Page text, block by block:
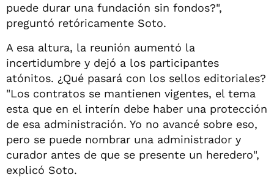
puede durar una fundación sin fondos?",
preguntó retóricamente Soto.
A esa altura, la reunión aumentó la
incertidumbre y dejó a los participantes
atónitos. ¿Qué pasará con los sellos editoriales?
"Los contratos se mantienen vigentes, el tema
esta que en el interín debe haber una protección
de esa administración. Yo no avancé sobre eso,
pero se puede nombrar una administrador y
curador antes de que se presente un heredero",
explicó Soto.